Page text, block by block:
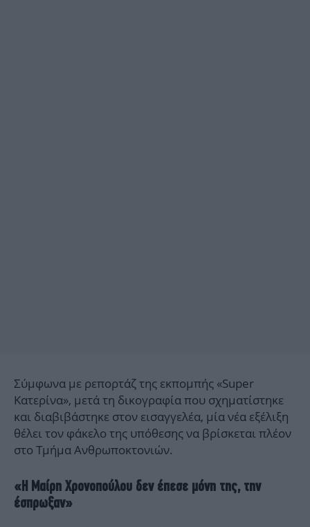
Σύμφωνα με ρεπορτάζ της εκπομπής «Super
Κατερίνα», μετά τη δικογραφία που σχηματίστηκε
και διαβιβάστηκε στον εισαγγελέα, μία νέα εξέλιξη
θέλει τον φάκελο της υπόθεσης να βρίσκεται πλέον
στο Τμήμα Ανθρωποκτονιών.
«Η Μαίρη Χρονοπούλου δεν έπεσε μόνη της, την
έσπρωξαν»